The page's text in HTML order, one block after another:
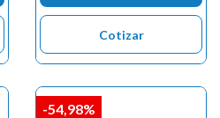
Cotizar
-54,98%